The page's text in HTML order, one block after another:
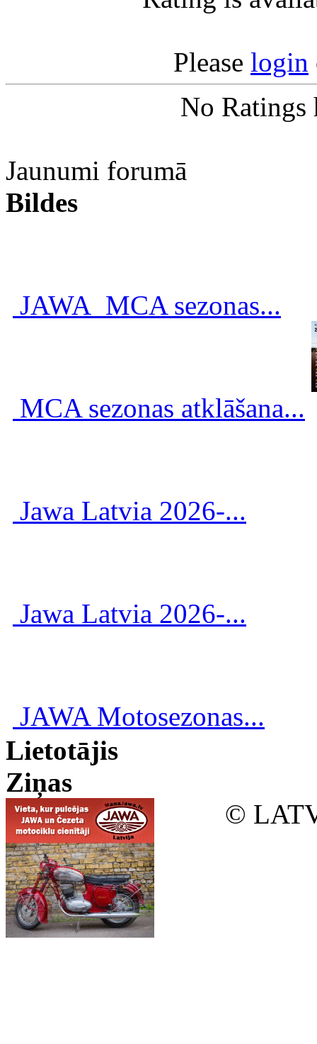
Please login
No Ratings
Jaunumi forumā
Bildes
JAWA_MCA sezonas...
MCA sezonas atklāšana...
Jawa Latvia 2026-...
Jawa Latvia 2026-...
JAWA Motosezonas...
Lietotājis
Ziņas
©